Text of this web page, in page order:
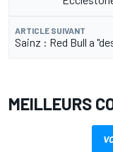
ARTICLE SUIVANT
Sainz : Red Bull a
MEILLEURS